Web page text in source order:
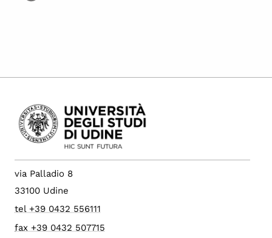
via Palladio 8
33100 Udine
tel +39 0432 556111
fax +39 0432 507715